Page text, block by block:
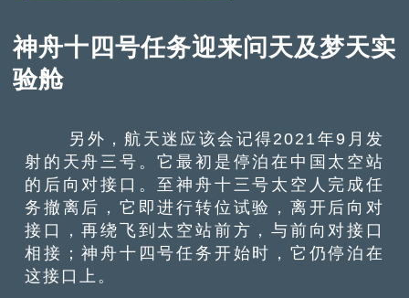
神舟十四号任务迎来问天及梦天实
验舱
另外，航天迷应该会记得2021年9月发
射的天舟三号。它最初是停泊在中国太空站
的后向对接口。至神舟十三号太空人完成任
务撤离后，它即进行转位试验，离开后向对
接口，再绕飞到太空站前方，与前向对接口
相接；神舟十四号任务开始时，它仍停泊在
这接口上。